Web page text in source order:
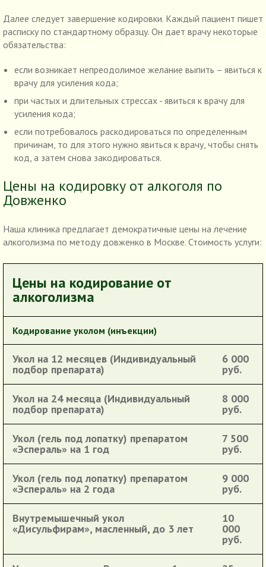
Далее следует завершение кодировки. Каждый пациент пишет
расписку по стандартному образцу. Он дает врачу некоторые
обязательства:
если возникает непреодолимое желание выпить – явиться к
врачу для усиления кода;
при частых и длительных стрессах - явиться к врачу для
усиления кода;
если потребовалось раскодироваться по определенным
причинам, то для этого нужно явиться к врачу, чтобы снять
код, а затем снова закодироваться.
Цены на кодировку от алкоголя по
Довженко
Наша клиника предлагает демократичные цены на лечение
алкоголизма по методу довженко в Москве. Стоимость услуги:
Цены на кодирование от
алкоголизма
Кодирование уколом (инъекции)
Укол на 12 месяцев (Индивидуальный
подбор препарата)
6 000
руб.
Укол на 24 месяца (Индивидуальный
подбор препарата)
8 000
руб.
Укол (гель под лопатку) препаратом
«Эспераль» на 1 год
7 500
руб.
Укол (гель под лопатку) препаратом
«Эспераль» на 2 года
9 000
руб.
Внутремышечный укол
«Дисульфирам», масленный, до 3 лет
10
000
руб.